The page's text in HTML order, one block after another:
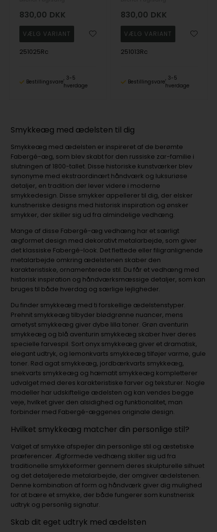
830,00 DKK
251025Rc
Bestillingsvare
3-5
hverdage
830,00 DKK
251013Rc
Bestillingsvare
3-5
hverdage
Smykkeæg med ædelsten til dig
Smykkeæg med ædelsten er inspireret af de berømte
Fabergé-æg, som blev skabt for den russiske zar-familie i
slutningen af 1800-tallet. Disse historiske kunstværker blev
synonyme med ekstraordinært håndværk og luksuriøse
detaljer, en tradition der lever videre i moderne
smykkedesign. Disse smykker appellerer til dig, der elsker
kunstneriske designs med historisk inspiration og ønsker
smykker, der skiller sig ud fra almindelige vedhæng.
Mange af disse Fabergé-æg vedhæng har et særligt
ægformet design med dekorativt metalarbejde, som giver
det klassiske Fabergé-look. Det flettede eller filigranlignende
metalarbejde omkring ædelstenen skaber den
karakteristiske, ornamenterede stil. Du får et vedhæng med
historisk inspiration og håndværksmæssige detaljer, som kan
bruges til både hverdag og særlige lejligheder.
Du finder smykkeæg med ti forskellige ædelstenstyper.
Prehnit smykkeæg tilbyder blødgrønne nuancer, mens
ametyst smykkeæg giver dybe lilla toner. Grøn aventurin
smykkeæg og blå aventurin smykkeæg skaber hver deres
specielle farvespil. Sort onyx smykkeæg giver et dramatisk,
elegant udtryk, og lemonkvarts smykkeæg tilføjer varme, gule
toner. Rød agat smykkeæg, jordbærkvarts smykkeæg,
snekvarts smykkeæg og hæmatit smykkeæg kompletterer
udvalget med deres karakteristiske farver og teksturer. Nogle
modeller har udskiftelige ædelsten og kan vendes begge
veje, hvilket giver den alsidighed og funktionalitet, man
forbinder med Fabergé-æggenes originale design.
Hvilket smykkeæg matcher din personlige stil?
Valget af smykke afspejler din personlige stil og æstetiske
præferencer. Ægformede vedhæng skiller sig ud fra
traditionelle smykkeformer gennem deres skulpturelle silhuet
og det detaljerede metalarbejde, der omgiver ædelstenen.
Denne kombination af form og håndværk giver dig mulighed
for at bære et smykke, der både fungerer som kunstnerisk
udtryk og personlig signatur.
Skab dit eget udtryk med ædelsten